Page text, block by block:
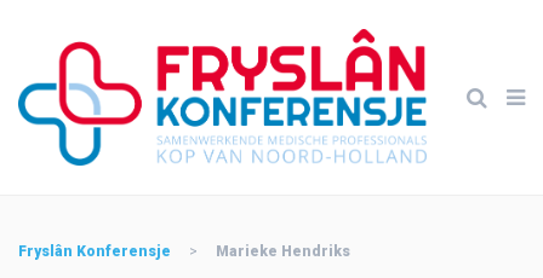
Fryslân Konferensje > Marieke Hendriks